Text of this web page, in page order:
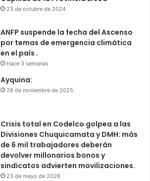
23 de octubre de 2024
ANFP suspende la fecha del Ascenso
por temas de emergencia climática
en el país .
Hace 3 semanas
Ayquina:
28 de noviembre de 2025
Crisis total en Codelco golpea a las
Divisiones Chuquicamata y DMH: más
de 6 mil trabajadores deberán
devolver millonarios bonos y
sindicatos advierten movilizaciones.
23 de mayo de 2026